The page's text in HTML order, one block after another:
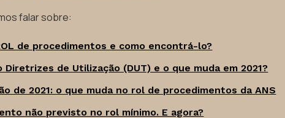
falar sobre:
de procedimentos e como encontrá-lo?
Diretrizes de Utilização (DUT) e o que muda em 2021?
de 2021: o que muda no rol de procedimentos da ANS
não previsto no rol mínimo. E agora?